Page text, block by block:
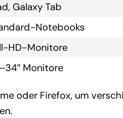
Galaxy Tab
Notebooks
HD-Monitore
Monitore
oder Firefox, um